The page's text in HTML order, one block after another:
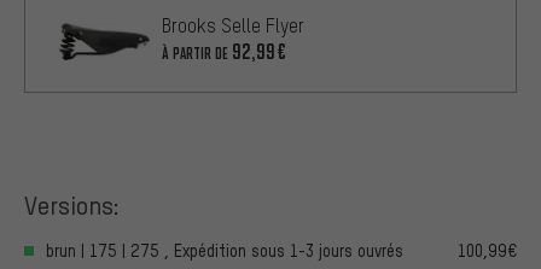
Brooks Selle Flyer
À PARTIR DE 92,99€
Versions:
brun | 175 | 275 , Expédition sous 1-3 jours ouvrés
100,99€